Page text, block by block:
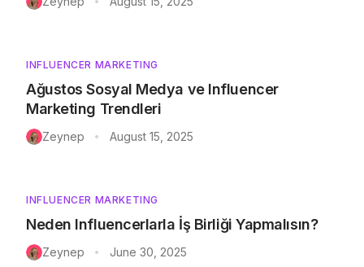
INFLUENCER MARKETING
Ağustos Sosyal Medya ve Influencer
Marketing Trendleri
Zeynep • August 15, 2025
INFLUENCER MARKETING
Neden Influencerlarla İş Birliği Yapmalısın?
Zeynep • June 30, 2025